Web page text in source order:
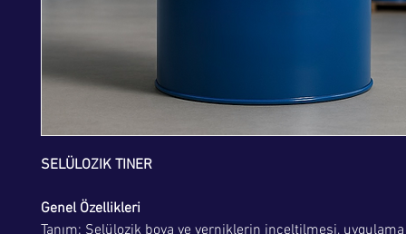
SELÜLOZIK TINER
Genel Özellikleri
Tanım: Selülozik boya ve verniklerin inceltilmesi, uygulama